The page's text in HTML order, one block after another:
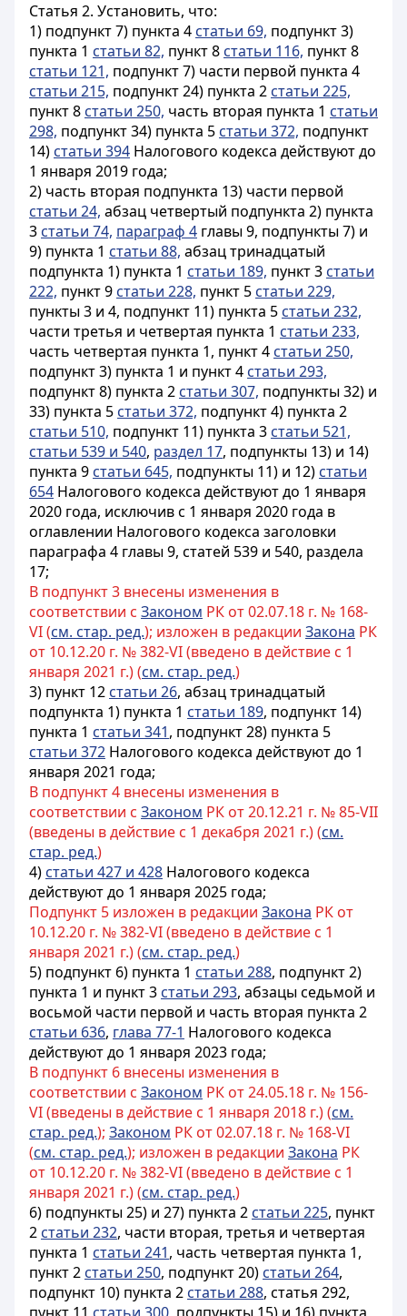
Статья 2. Установить, что:
1) подпункт 7) пункта 4 статьи 69, подпункт 3)
пункта 1 статьи 82, пункт 8 статьи 116, пункт 8
статьи 121, подпункт 7) части первой пункта 4
статьи 215, подпункт 24) пункта 2 статьи 225,
пункт 8 статьи 250, часть вторая пункта 1 статьи
298, подпункт 34) пункта 5 статьи 372, подпункт
14) статьи 394 Налогового кодекса действуют до
1 января 2019 года;
2) часть вторая подпункта 13) части первой
статьи 24, абзац четвертый подпункта 2) пункта
3 статьи 74, параграф 4 главы 9, подпункты 7) и
9) пункта 1 статьи 88, абзац тринадцатый
подпункта 1) пункта 1 статьи 189, пункт 3 статьи
222, пункт 9 статьи 228, пункт 5 статьи 229,
пункты 3 и 4, подпункт 11) пункта 5 статьи 232,
части третья и четвертая пункта 1 статьи 233,
часть четвертая пункта 1, пункт 4 статьи 250,
подпункт 3) пункта 1 и пункт 4 статьи 293,
подпункт 8) пункта 2 статьи 307, подпункты 32) и
33) пункта 5 статьи 372, подпункт 4) пункта 2
статьи 510, подпункт 11) пункта 3 статьи 521,
статьи 539 и 540, раздел 17, подпункты 13) и 14)
пункта 9 статьи 645, подпункты 11) и 12) статьи
654 Налогового кодекса действуют до 1 января
2020 года, исключив с 1 января 2020 года в
оглавлении Налогового кодекса заголовки
параграфа 4 главы 9, статей 539 и 540, раздела
17;
В подпункт 3 внесены изменения в
соответствии с Законом РК от 02.07.18 г. № 168-
VI (см. стар. ред.); изложен в редакции Закона РК
от 10.12.20 г. № 382-VI (введено в действие с 1
января 2021 г.) (см. стар. ред.)
3) пункт 12 статьи 26, абзац тринадцатый
подпункта 1) пункта 1 статьи 189, подпункт 14)
пункта 1 статьи 341, подпункт 28) пункта 5
статьи 372 Налогового кодекса действуют до 1
января 2021 года;
В подпункт 4 внесены изменения в
соответствии с Законом РК от 20.12.21 г. № 85-VII
(введены в действие с 1 декабря 2021 г.) (см.
стар. ред.)
4) статьи 427 и 428 Налогового кодекса
действуют до 1 января 2025 года;
Подпункт 5 изложен в редакции Закона РК от
10.12.20 г. № 382-VI (введено в действие с 1
января 2021 г.) (см. стар. ред.)
5) подпункт 6) пункта 1 статьи 288, подпункт 2)
пункта 1 и пункт 3 статьи 293, абзацы седьмой и
восьмой части первой и часть вторая пункта 2
статьи 636, глава 77-1 Налогового кодекса
действуют до 1 января 2023 года;
В подпункт 6 внесены изменения в
соответствии с Законом РК от 24.05.18 г. № 156-
VI (введены в действие с 1 января 2018 г.) (см.
стар. ред.); Законом РК от 02.07.18 г. № 168-VI
(см. стар. ред.); изложен в редакции Закона РК
от 10.12.20 г. № 382-VI (введено в действие с 1
января 2021 г.) (см. стар. ред.)
6) подпункты 25) и 27) пункта 2 статьи 225, пункт
2 статьи 232, части вторая, третья и четвертая
пункта 1 статьи 241, часть четвертая пункта 1,
пункт 2 статьи 250, подпункт 20) статьи 264,
подпункт 10) пункта 2 статьи 288, статья 292,